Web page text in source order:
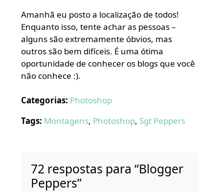
Amanhã eu posto a localização de todos!
Enquanto isso, tente achar as pessoas –
alguns são extremamente óbvios, mas
outros são bem difíceis. É uma ótima
oportunidade de conhecer os blogs que você
não conhece :).
Categorias: Photoshop
Tags: Montagens, Photoshop, Sgt Peppers
72 respostas para “Blogger
Peppers”